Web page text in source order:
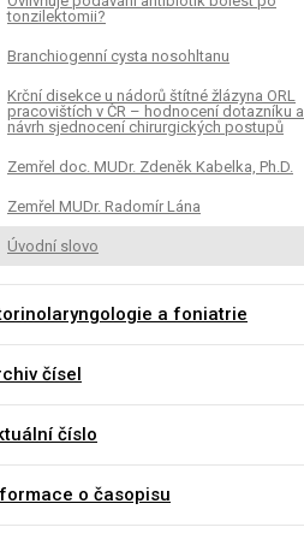
tonzilektomii?
Branchiogenní cysta nosohltanu
Krční disekce u nádorů štítné žlázyna ORL
pracovištích v ČR – hodnocení dotazníku a
návrh sjednocení chirurgických postupů
Zemřel doc. MUDr. Zdeněk Kabelka, Ph.D.
Zemřel MUDr. Radomír Lána
Úvodní slovo
a foniatrie
čísel
číslo
o časopisu